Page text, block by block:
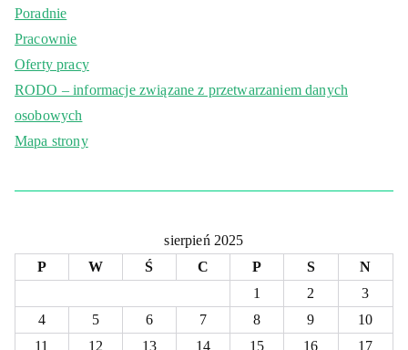
Poradnie
Pracownie
Oferty pracy
RODO – informacje związane z przetwarzaniem danych
osobowych
Mapa strony
sierpień 2025
P
W Ś C P S
N
1
2
3
4
5 6 7 8 9
10
11
12 13 14 15 16
17